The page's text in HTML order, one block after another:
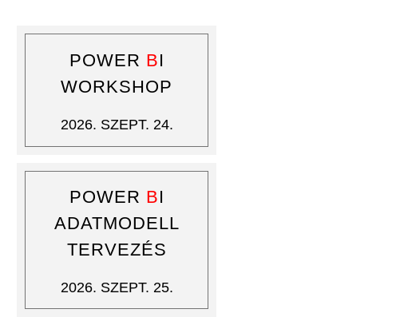
POWER BI
WORKSHOP
2026. SZEPT. 24.
POWER BI
ADATMODELL
TERVEZÉS
2026. SZEPT. 25.